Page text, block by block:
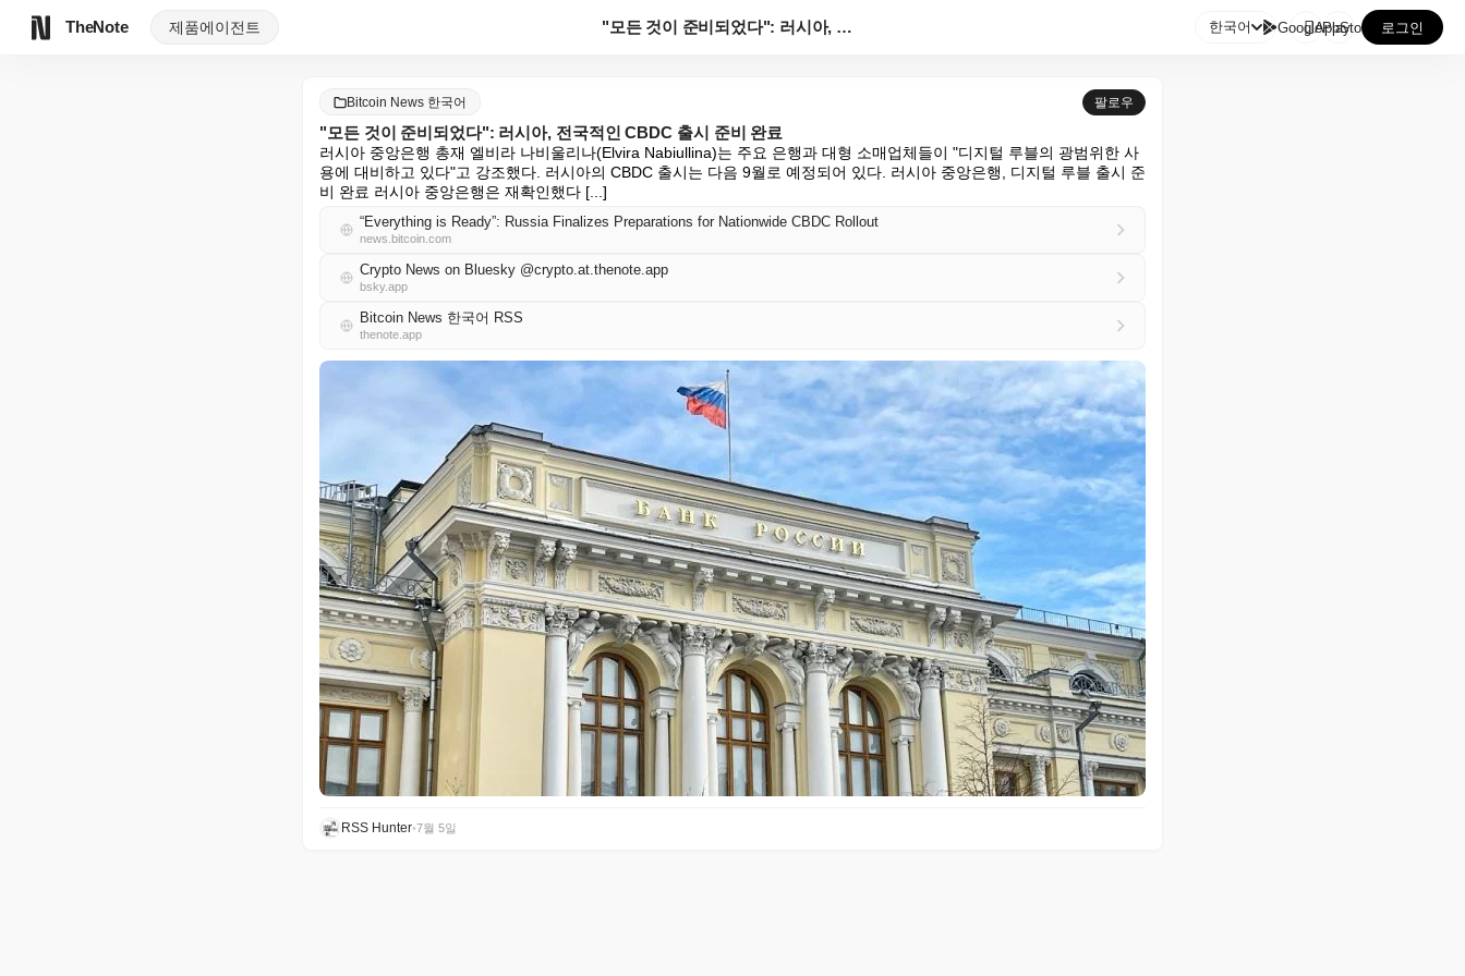
TheNote 제품에이전트 "모든 것이 준비되었다": 러시아, 전국적인 CBDC ... 한국어 GooglePlay
AppStore 로그인
Bitcoin News 한국어 팔로우
"모든 것이 준비되었다": 러시아, 전국적인 CBDC 출시 준비 완료
러시아 중앙은행 총재 엘비라 나비울리나(Elvira Nabiullina)는 주요 은행과 대형 소매업체들이 "디지털 루블의 광범위한 사
용에 대비하고 있다"고 강조했다. 러시아의 CBDC 출시는 다음 9월로 예정되어 있다. 러시아 중앙은행, 디지털 루블 출시 준
비 완료 러시아 중앙은행은 재확인했다 [...]
“Everything is Ready”: Russia Finalizes Preparations for Nationwide CBDC Rollout
news.bitcoin.com
Crypto News on Bluesky @crypto.at.thenote.app
bsky.app
Bitcoin News 한국어 RSS
thenote.app
RSS Hunter•7월 5일